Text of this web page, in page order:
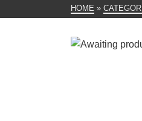
HOME »